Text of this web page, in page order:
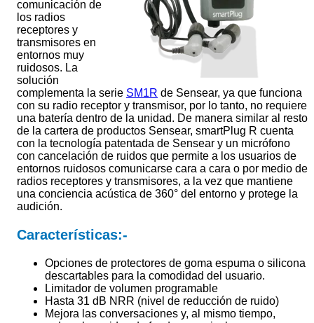
comunicación de
los radios
receptores y
transmisores en
entornos muy
ruidosos. La
solución
complementa la serie SM1R de Sensear, ya que funciona
con su radio receptor y transmisor, por lo tanto, no requiere
una batería dentro de la unidad. De manera similar al resto
de la cartera de productos Sensear, smartPlug R cuenta
con la tecnología patentada de Sensear y un micrófono
con cancelación de ruidos que permite a los usuarios de
entornos ruidosos comunicarse cara a cara o por medio de
radios receptores y transmisores, a la vez que mantiene
una conciencia acústica de 360° del entorno y protege la
audición.
Características:-
Opciones de protectores de goma espuma o silicona
descartables para la comodidad del usuario.
Limitador de volumen programable
Hasta 31 dB NRR (nivel de reducción de ruido)
Mejora las conversaciones y, al mismo tiempo,